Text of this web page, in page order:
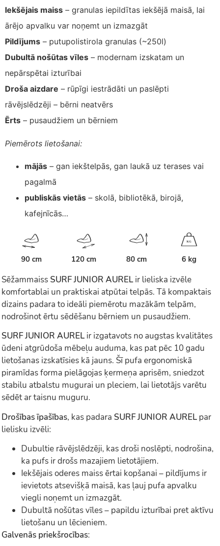
Iekšējais maiss – granulas iepildītas iekšējā maisā, lai
ārējo apvalku var noņemt un izmazgāt
Pildījums – putupolistirola granulas (~250l)
Dubultā nošūtas vīles – modernam izskatam un
nepārspētai izturībai
Droša aizdare – rūpīgi iestrādāti un paslēpti
rāvējslēdzēji – bērni neatvērs
Ērts – pusaudžiem un bērniem
Piemērots lietošanai:
mājās – gan iekštelpās, gan laukā uz terases vai
pagalmā
publiskās vietās – skolā, bibliotēkā, birojā,
kafejnīcās…
90 cm 120 cm 80 cm
KG
6 kg
Sēžammaiss SURF JUNIOR AUREL ir lieliska izvēle
komfortablai un praktiskai atpūtai telpās. Tā kompaktais
dizains padara to ideāli piemērotu mazākām telpām,
nodrošinot ērtu sēdēšanu bērniem un pusaudžiem.
SURF JUNIOR AUREL ir izgatavots no augstas kvalitātes
ūdeni atgrūdoša mēbeļu auduma, kas pat pēc 10 gadu
lietošanas izskatīsies kā jauns. Šī pufa ergonomiskā
piramīdas forma pielāgojas ķermeņa aprisēm, sniedzot
stabilu atbalstu mugurai un pleciem, lai lietotājs varētu
sēdēt ar taisnu muguru.
Drošības īpašības, kas padara SURF JUNIOR AUREL par
lielisku izvēli:
Dubultie rāvējslēdzēji, kas droši noslēpti, nodrošina,
ka pufs ir drošs mazajiem lietotājiem.
Iekšējais oderes maiss ērtai kopšanai – pildījums ir
ievietots atsevišķā maisā, kas ļauj pufa apvalku
viegli noņemt un izmazgāt.
Dubultā nošūtas vīles – papildu izturībai pret aktīvu
lietošanu un lēcieniem.
Galvenās priekšrocības: